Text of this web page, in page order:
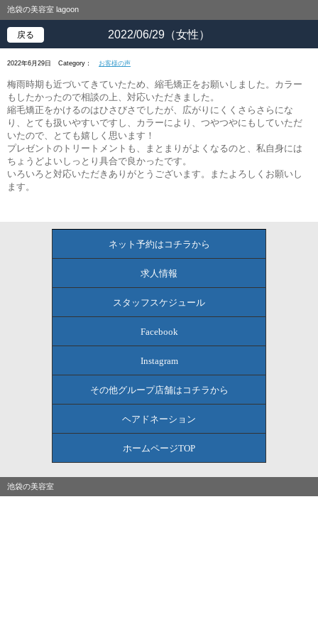
池袋の美容室 lagoon
2022/06/29（女性）
戻る
2022年6月29日 Category： お客様の声
梅雨時期も近づいてきていたため、縮毛矯正をお願いしました。カラー
もしたかったので相談の上、対応いただきました。
縮毛矯正をかけるのはひさびさでしたが、広がりにくくさらさらにな
り、とても扱いやすいですし、カラーにより、つやつやにもしていただ
いたので、とても嬉しく思います！
プレゼントのトリートメントも、まとまりがよくなるのと、私自身には
ちょうどよいしっとり具合で良かったです。
いろいろと対応いただきありがとうございます。またよろしくお願いし
ます。
ネット予約はコチラから
求人情報
スタッフスケジュール
Facebook
Instagram
その他グループ店舗はコチラから
ヘアドネーション
ホームページTOP
池袋の美容室